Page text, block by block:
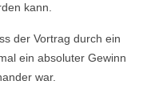
kann.
der Vortrag durch ein
ein absoluter Gewinn
war.